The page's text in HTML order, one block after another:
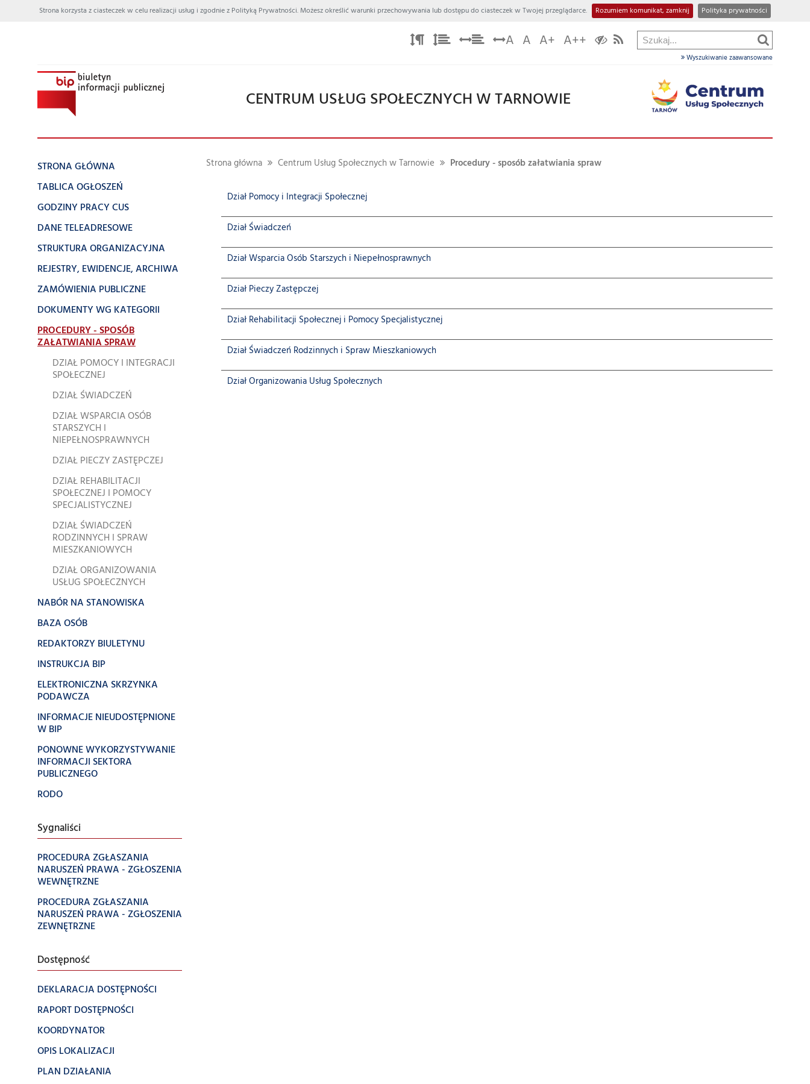
Strona korzysta z ciasteczek w celu realizacji usług i zgodnie z Polityką Prywatności. Możesz określić warunki przechowywania lub dostępu do ciasteczek w Twojej przeglądarce. Rozumiem komunikat, zamknij Polityka prywatności
A A A+ A++
Wyszukiwanie zaawansowane
CENTRUM USŁUG SPOŁECZNYCH W TARNOWIE
STRONA GŁÓWNA
TABLICA OGŁOSZEŃ
GODZINY PRACY CUS
DANE TELEADRESOWE
STRUKTURA ORGANIZACYJNA
REJESTRY, EWIDENCJE, ARCHIWA
ZAMÓWIENIA PUBLICZNE
DOKUMENTY WG KATEGORII
PROCEDURY - SPOSÓB
ZAŁATWIANIA SPRAW
DZIAŁ POMOCY I INTEGRACJI
SPOŁECZNEJ
DZIAŁ ŚWIADCZEŃ
DZIAŁ WSPARCIA OSÓB
STARSZYCH I
NIEPEŁNOSPRAWNYCH
DZIAŁ PIECZY ZASTĘPCZEJ
DZIAŁ REHABILITACJI
SPOŁECZNEJ I POMOCY
SPECJALISTYCZNEJ
DZIAŁ ŚWIADCZEŃ
RODZINNYCH I SPRAW
MIESZKANIOWYCH
DZIAŁ ORGANIZOWANIA
USŁUG SPOŁECZNYCH
NABÓR NA STANOWISKA
BAZA OSÓB
REDAKTORZY BIULETYNU
INSTRUKCJA BIP
ELEKTRONICZNA SKRZYNKA
PODAWCZA
INFORMACJE NIEUDOSTĘPNIONE
W BIP
PONOWNE WYKORZYSTYWANIE
INFORMACJI SEKTORA
PUBLICZNEGO
RODO
Sygnaliści
PROCEDURA ZGŁASZANIA
NARUSZEŃ PRAWA - ZGŁOSZENIA
WEWNĘTRZNE
PROCEDURA ZGŁASZANIA
NARUSZEŃ PRAWA - ZGŁOSZENIA
ZEWNĘTRZNE
Dostępność
DEKLARACJA DOSTĘPNOŚCI
RAPORT DOSTĘPNOŚCI
KOORDYNATOR
OPIS LOKALIZACJI
PLAN DZIAŁANIA
Strona główna Centrum Usług Społecznych w Tarnowie Procedury - sposób załatwiania spraw
Dział Pomocy i Integracji Społecznej
Dział Świadczeń
Dział Wsparcia Osób Starszych i Niepełnosprawnych
Dział Pieczy Zastępczej
Dział Rehabilitacji Społecznej i Pomocy Specjalistycznej
Dział Świadczeń Rodzinnych i Spraw Mieszkaniowych
Dział Organizowania Usług Społecznych